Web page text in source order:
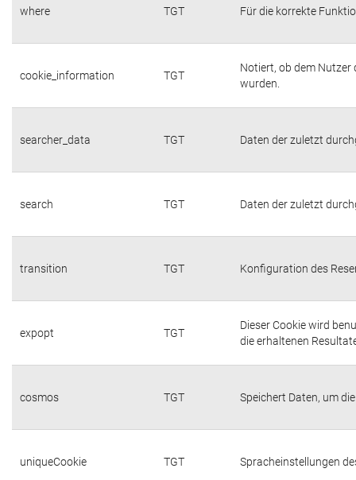
where TGT Für die korrekte
cookie_information TGT
Notiert, ob dem Nutzer
wurden.
searcher_data TGT Daten der zuletzt
search TGT Daten der zuletzt
transition TGT Konfiguration des
expopt TGT
Dieser Cookie wird
die erhaltenen
cosmos TGT Speichert Daten, um
uniqueCookie TGT Spracheinstellungen